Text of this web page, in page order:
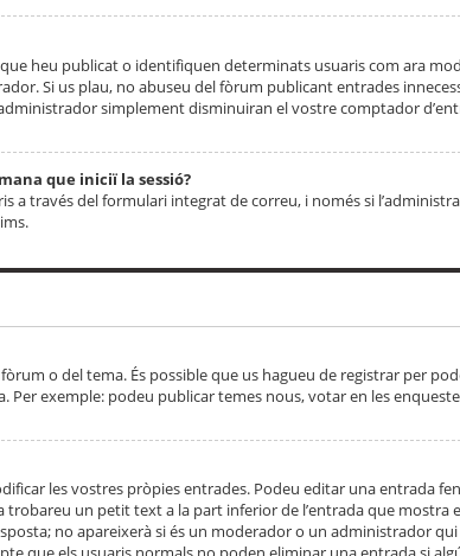
heu publicat o identifiquen determinats usuaris com ara
Si us plau, no abuseu del fòrum publicant entrades
simplement disminuiran el vostre comptador
que iniciï la sessió?
a través del formulari integrat de correu, i només si
o del tema. És possible que us hagueu de registrar per
exemple: podeu publicar temes nous, votar en les
les vostres pròpies entrades. Podeu editar una entrada
trobareu un petit text a la part inferior de l’entrada que mostra
no apareixerà si és un moderador o un administrador